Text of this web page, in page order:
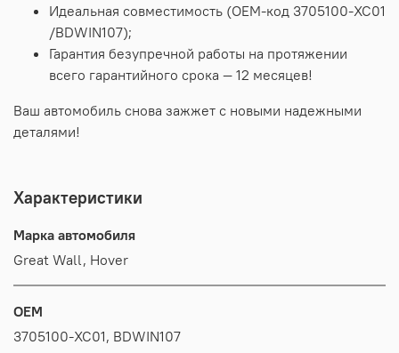
Идеальная совместимость (OEM-код 3705100-XC01
/BDWIN107);
Гарантия безупречной работы на протяжении
всего гарантийного срока — 12 месяцев!
Ваш автомобиль снова зажжет с новыми надежными
деталями!
Характеристики
Марка автомобиля
Great Wall, Hover
OEM
3705100-XC01, BDWIN107